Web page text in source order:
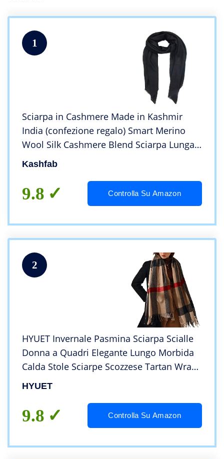
1
Sciarpa in Cashmere Made in Kashmir
India (confezione regalo) Smart Merino
Wool Silk Cashmere Blend Sciarpa Lunga
Estremamente Morbida Donna Uomo
Nero
Kashfab
9.8 Controlla Su Amazon
2
HYUET Invernale Pasmina Sciarpa Scialle
Donna a Quadri Elegante Lungo Morbida
Calda Stole Sciarpe Scozzese Tartan Wrap
Maglia Scialle Inverno Poncho Stola
HYUET
9.8 Controlla Su Amazon